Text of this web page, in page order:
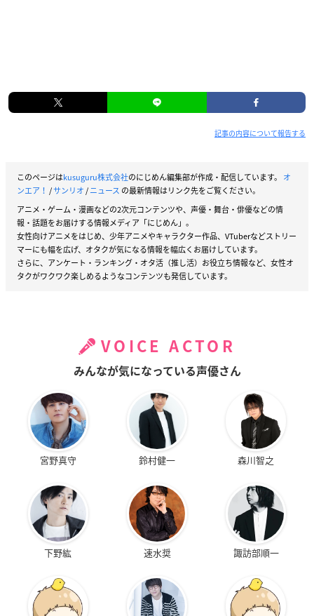
記事の内容について報告する
このページはkusuguru株式会社のにじめん編集部が作成・配信しています。 オ
ンエア！ /サンリオ/ニュース の最新情報はリンク先をご覧ください。
アニメ・ゲーム・漫画などの2次元コンテンツや、声優・舞台・俳優などの情
報・話題をお届けする情報メディア「にじめん」。
女性向けアニメをはじめ、少年アニメやキャラクター作品、VTuberなどストリー
マーにも幅を広げ、オタクが気になる情報を幅広くお届けしています。
さらに、アンケート・ランキング・オタ活（推し活）お役立ち情報など、女性オ
タクがワクワク楽しめるようなコンテンツも発信しています。
VOICE ACTOR
みんなが気になっている声優さん
宮野真守 鈴村健一 森川智之
下野紘 速水奨 諏訪部順一